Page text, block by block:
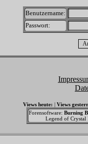
Benutzername:
Passwort:
Views heute: | Views
Forensoftware: Burning
Legend of